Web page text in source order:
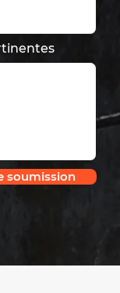
soumission